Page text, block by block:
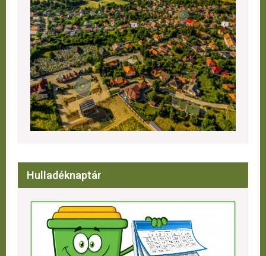
Hulladéknaptár